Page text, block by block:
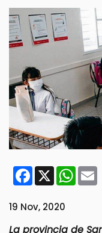
Facebook
X
19 Nov, 2020
La provincia de